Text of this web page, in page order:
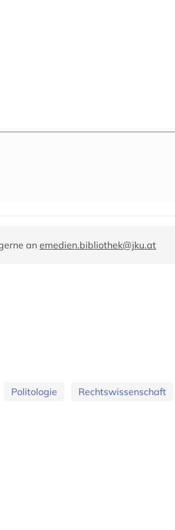
an emedien.bibliothek@jku.at
Politologie Rechtswissenschaft